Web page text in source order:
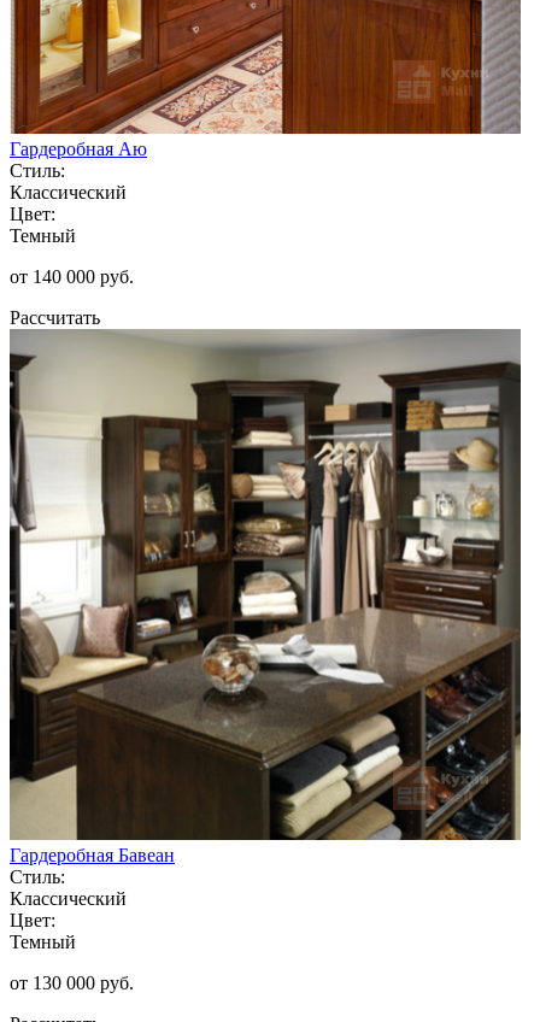
Гардеробная Аю
Стиль:
Классический
Цвет:
Темный
от 140 000 руб.
Рассчитать
Гардеробная Бавеан
Стиль:
Классический
Цвет:
Темный
от 130 000 руб.